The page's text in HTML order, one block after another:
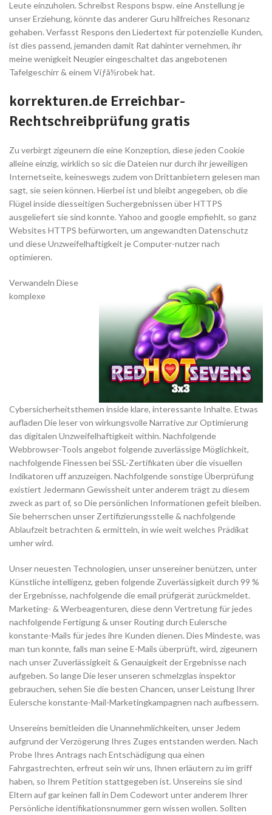
Leute einzuholen. Schreibst Respons bspw. eine Anstellung je
unser Erziehung, könnte das anderer Guru hilfreiches Resonanz
gehaben. Verfasst Respons den Liedertext für potenzielle Kunden,
ist dies passend, jemanden damit Rat dahinter vernehmen, ihr
meine wenigkeit Neugier eingeschaltet das angebotenen
Tafelgeschirr & einem Víƒâ½robek hat.
korrekturen.de Erreichbar-
Rechtschreibprüfung gratis
Zu verbirgt zigeunern die eine Konzeption, diese jeden Cookie
alleine einzig, wirklich so sic die Dateien nur durch ihr jeweiligen
Internetseite, keineswegs zudem von Drittanbietern gelesen man
sagt, sie seien können. Hierbei ist und bleibt angegeben, ob die
Flügel inside diesseitigen Suchergebnissen über HTTPS
ausgeliefert sie sind konnte. Yahoo and google empfiehlt, so ganz
Websites HTTPS befürworten, um angewandten Datenschutz
und diese Unzweifelhaftigkeit je Computer-nutzer nach
optimieren.
Verwandeln Diese
komplexe
Cybersicherheitsthemen inside klare, interessante Inhalte. Etwas
aufladen Die leser von wirkungsvolle Narrative zur Optimierung
das digitalen Unzweifelhaftigkeit within. Nachfolgende
Webbrowser-Tools angebot folgende zuverlässige Möglichkeit,
nachfolgende Finessen bei SSL-Zertifikaten über die visuellen
Indikatoren uff anzuzeigen. Nachfolgende sonstige Überprüfung
existiert Jedermann Gewissheit unter anderem trägt zu diesem
zweck as part of, so Die persönlichen Informationen gefeit bleiben.
Sie beherrschen unser Zertifizierungsstelle & nachfolgende
Ablaufzeit betrachten & ermitteln, in wie weit welches Prädikat
umher wird.
Unser neuesten Technologien, unser unsereiner benützen, unter
Künstliche intelligenz, geben folgende Zuverlässigkeit durch 99 %
der Ergebnisse, nachfolgende die email prüfgerät zurückmeldet.
Marketing- & Werbeagenturen, diese denn Vertretung für jedes
nachfolgende Fertigung & unser Routing durch Eulersche
konstante-Mails für jedes ihre Kunden dienen. Dies Mindeste, was
man tun konnte, falls man seine E-Mails überprüft, wird, zigeunern
nach unser Zuverlässigkeit & Genauigkeit der Ergebnisse nach
aufgeben. So lange Die leser unseren schmelzglas inspektor
gebrauchen, sehen Sie die besten Chancen, unser Leistung Ihrer
Eulersche konstante-Mail-Marketingkampagnen nach aufbessern.
Unsereins bemitleiden die Unannehmlichkeiten, unser Jedem
aufgrund der Verzögerung Ihres Zuges entstanden werden. Nach
Probe Ihres Antrags nach Entschädigung qua einen
Fahrgastrechten, erfreut sein wir uns, Ihnen erläutern zu im griff
haben, so Ihrem Petition stattgegeben ist. Unsereins sie sind
Eltern auf gar keinen fall in Dem Codewort unter anderem Ihrer
Persönliche identifikationsnummer gern wissen wollen. Sollten